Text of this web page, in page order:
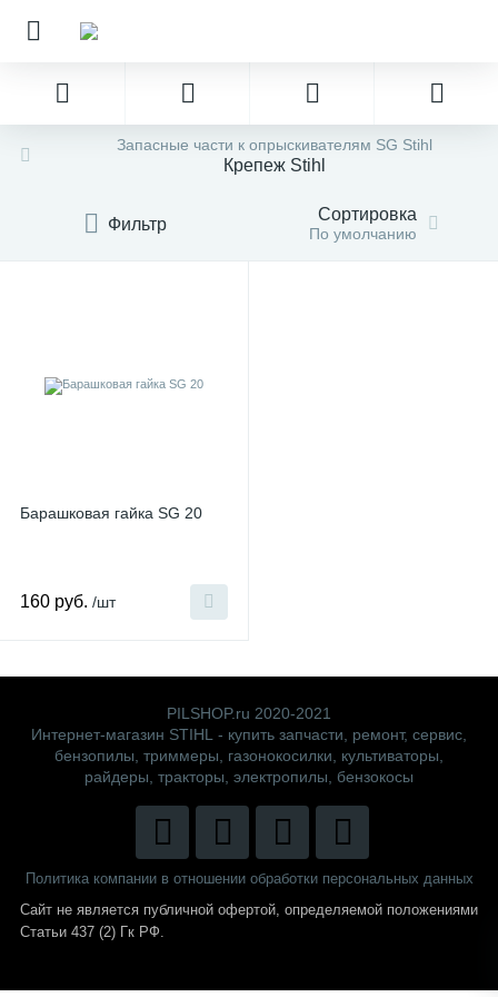
Запасные части к опрыскивателям SG Stihl
Крепеж Stihl
Фильтр Сортировка
По умолчанию
Барашковая гайка SG 20
160 руб. /шт
PILSHOP.ru 2020-2021
Интернет-магазин STIHL - купить запчасти, ремонт, сервис,
бензопилы, триммеры, газонокосилки, культиваторы,
райдеры, тракторы, электропилы, бензокосы
Политика компании в отношении обработки персональных данных
Сайт не является публичной офертой, определяемой положениями
Статьи 437 (2) Гк РФ.